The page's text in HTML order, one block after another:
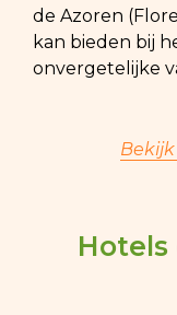
de Azoren
kan bieden bij
onvergetelijke
Hotels